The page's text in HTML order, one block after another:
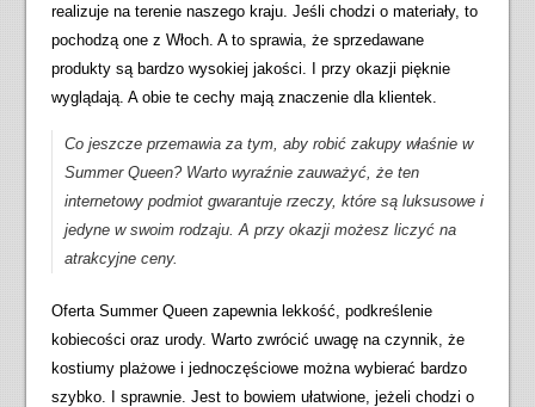
realizuje na terenie naszego kraju. Jeśli chodzi o materiały, to
pochodzą one z Włoch. A to sprawia, że sprzedawane
produkty są bardzo wysokiej jakości. I przy okazji pięknie
wyglądają. A obie te cechy mają znaczenie dla klientek.
Co jeszcze przemawia za tym, aby robić zakupy właśnie w
Summer Queen? Warto wyraźnie zauważyć, że ten
internetowy podmiot gwarantuje rzeczy, które są luksusowe i
jedyne w swoim rodzaju. A przy okazji możesz liczyć na
atrakcyjne ceny.
Oferta Summer Queen zapewnia lekkość, podkreślenie
kobiecości oraz urody. Warto zwrócić uwagę na czynnik, że
kostiumy plażowe i jednoczęściowe można wybierać bardzo
szybko. I sprawnie. Jest to bowiem ułatwione, jeżeli chodzi o